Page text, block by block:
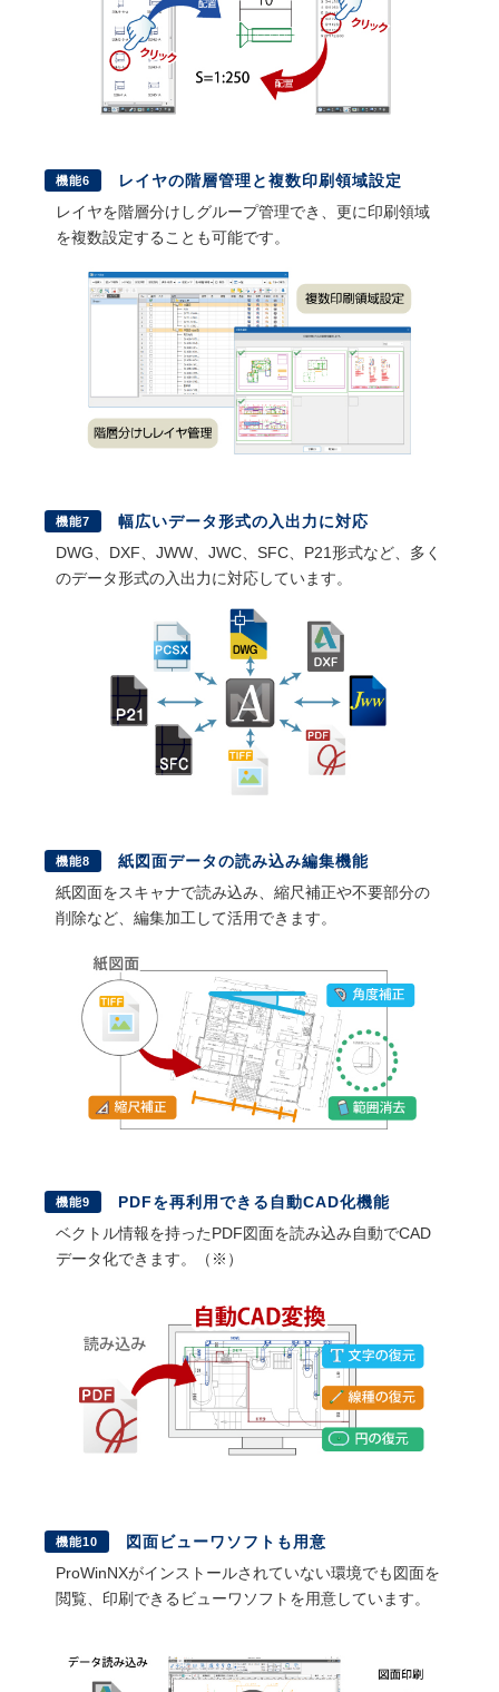
機能6
レイヤの階層管理と複数印刷領域設定
レイヤを階層分けしグループ管理でき、更に印刷領域
を複数設定することも可能です。
機能7
幅広いデータ形式の入出力に対応
DWG、DXF、JWW、JWC、SFC、P21形式など、多く
のデータ形式の入出力に対応しています。
機能8
紙図面データの読み込み編集機能
紙図面をスキャナで読み込み、縮尺補正や不要部分の
削除など、編集加工して活用できます。
機能9
PDFを再利用できる自動CAD化機能
ベクトル情報を持ったPDF図面を読み込み自動でCAD
データ化できます。（※）
機能10
図面ビューワソフトも用意
ProWinNXがインストールされていない環境でも図面を
閲覧、印刷できるビューワソフトを用意しています。